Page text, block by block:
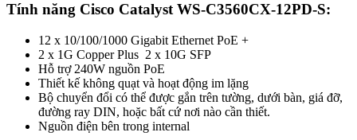
Tính năng Cisco Catalyst WS-C3560CX-12PD-S:
12 x 10/100/1000 Gigabit Ethernet PoE +
2 x 1G Copper Plus 2 x 10G SFP
Hỗ trợ 240W nguồn PoE
Thiết kế không quạt và hoạt động im lặng
Bộ chuyển đổi có thể được gắn trên tường, dưới bàn, giá đỡ,
đường ray DIN, hoặc bất cứ nơi nào cần thiết.
Nguồn điện bên trong internal